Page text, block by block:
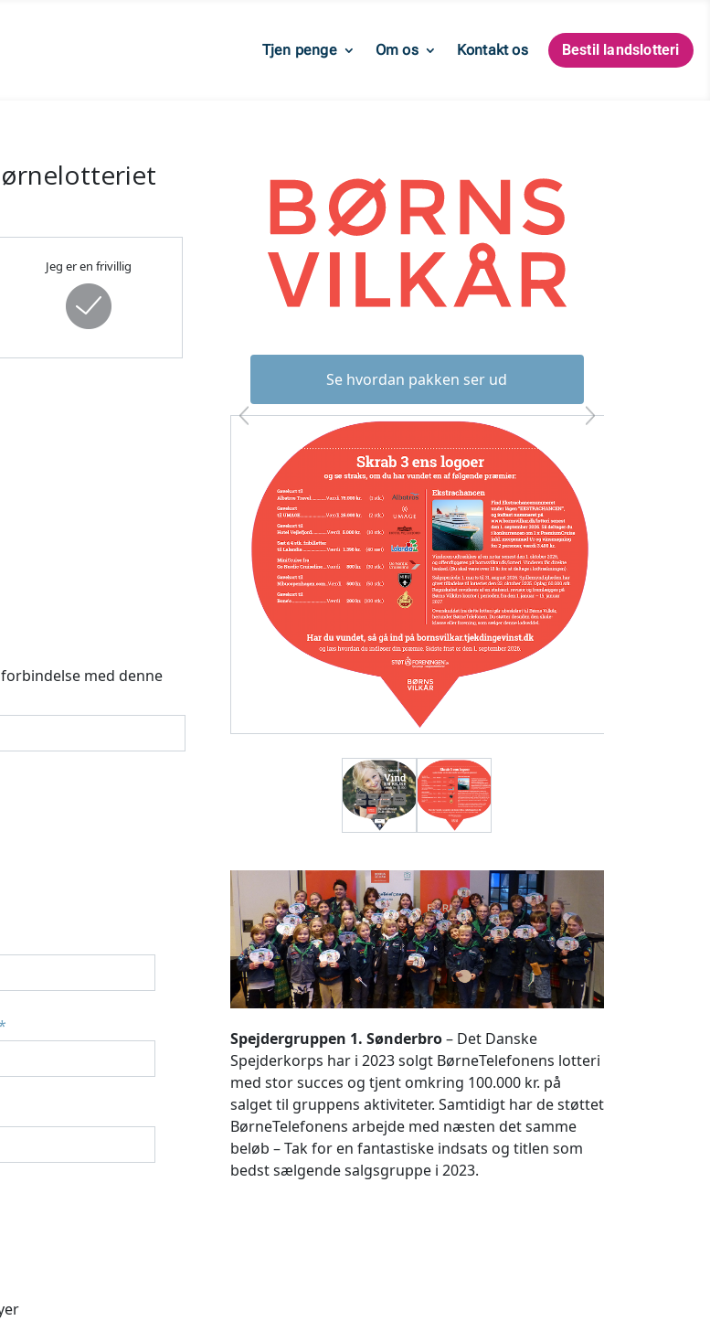
Tjen penge Om os Kontakt os Bestil landslotteri
Jeg er en frivillig
med denne
Se hvordan pakken ser ud
Spejdergruppen 1. Sønderbro– Det Danske
Spejderkorps har i 2023 solgt BørneTelefonens lotteri
med stor succes og tjent omkring 100.000 kr. på
salget til gruppens aktiviteter. Samtidigt har de støttet
BørneTelefonens arbejde med næsten det samme
beløb – Tak for en fantastiske indsats og titlen som
bedst sælgende salgsgruppe i 2023.